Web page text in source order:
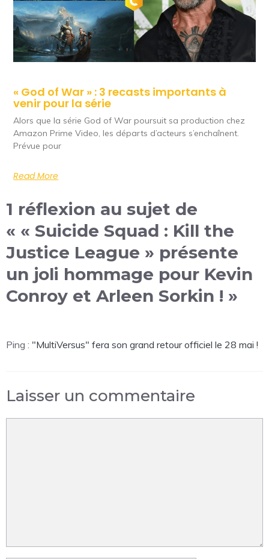
« God of War » : 3 recasts importants à
venir pour la série
Alors que la série God of War poursuit sa production chez
Amazon Prime Video, les départs d’acteurs s’enchaînent.
Prévue pour
Read More
1 réflexion au sujet de
« « Suicide Squad : Kill the
Justice League » présente
un joli hommage pour Kevin
Conroy et Arleen Sorkin ! »
Ping : "MultiVersus" fera son grand retour officiel le 28 mai !
Laisser un commentaire